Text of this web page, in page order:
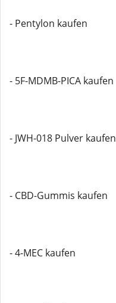
- Pentylon kaufen
- 5F-MDMB-PICA kaufen
- JWH-018 Pulver kaufen
- CBD-Gummis kaufen
- 4-MEC kaufen